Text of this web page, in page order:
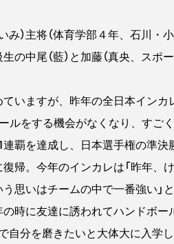
）主将（体育学部４年、石川・
の中尾（藍）と加藤（真央、ス
いますが、昨年の全日本イン
ルをする機会がなくなり、すごく
覇を達成し、日本選手権の準
帰。今年のインカレは「昨年
思いはチームの中で一番強い」と
時に友達に誘われてハンドボー
自分を磨きたいと大体大に入学し